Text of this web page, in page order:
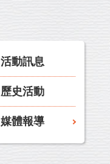
活動訊息
歷史活動
媒體報導